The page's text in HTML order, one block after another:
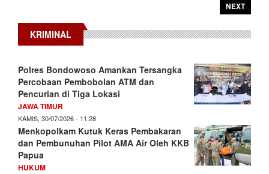
NEXT
KRIMINAL
Polres Bondowoso Amankan Tersangka
Percobaan Pembobolan ATM dan
Pencurian di Tiga Lokasi
JAWA TIMUR
KAMIS, 30/07/2026 - 11:28
Menkopolkam Kutuk Keras Pembakaran
dan Pembunuhan Pilot AMA Air Oleh KKB
Papua
HUKUM